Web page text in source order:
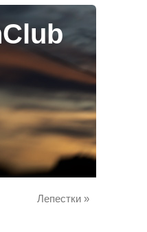
Лепестки »